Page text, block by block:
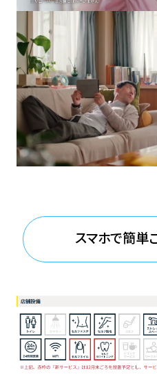
スマホで簡単